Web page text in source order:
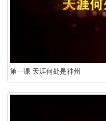
第一课 天涯何处是神州